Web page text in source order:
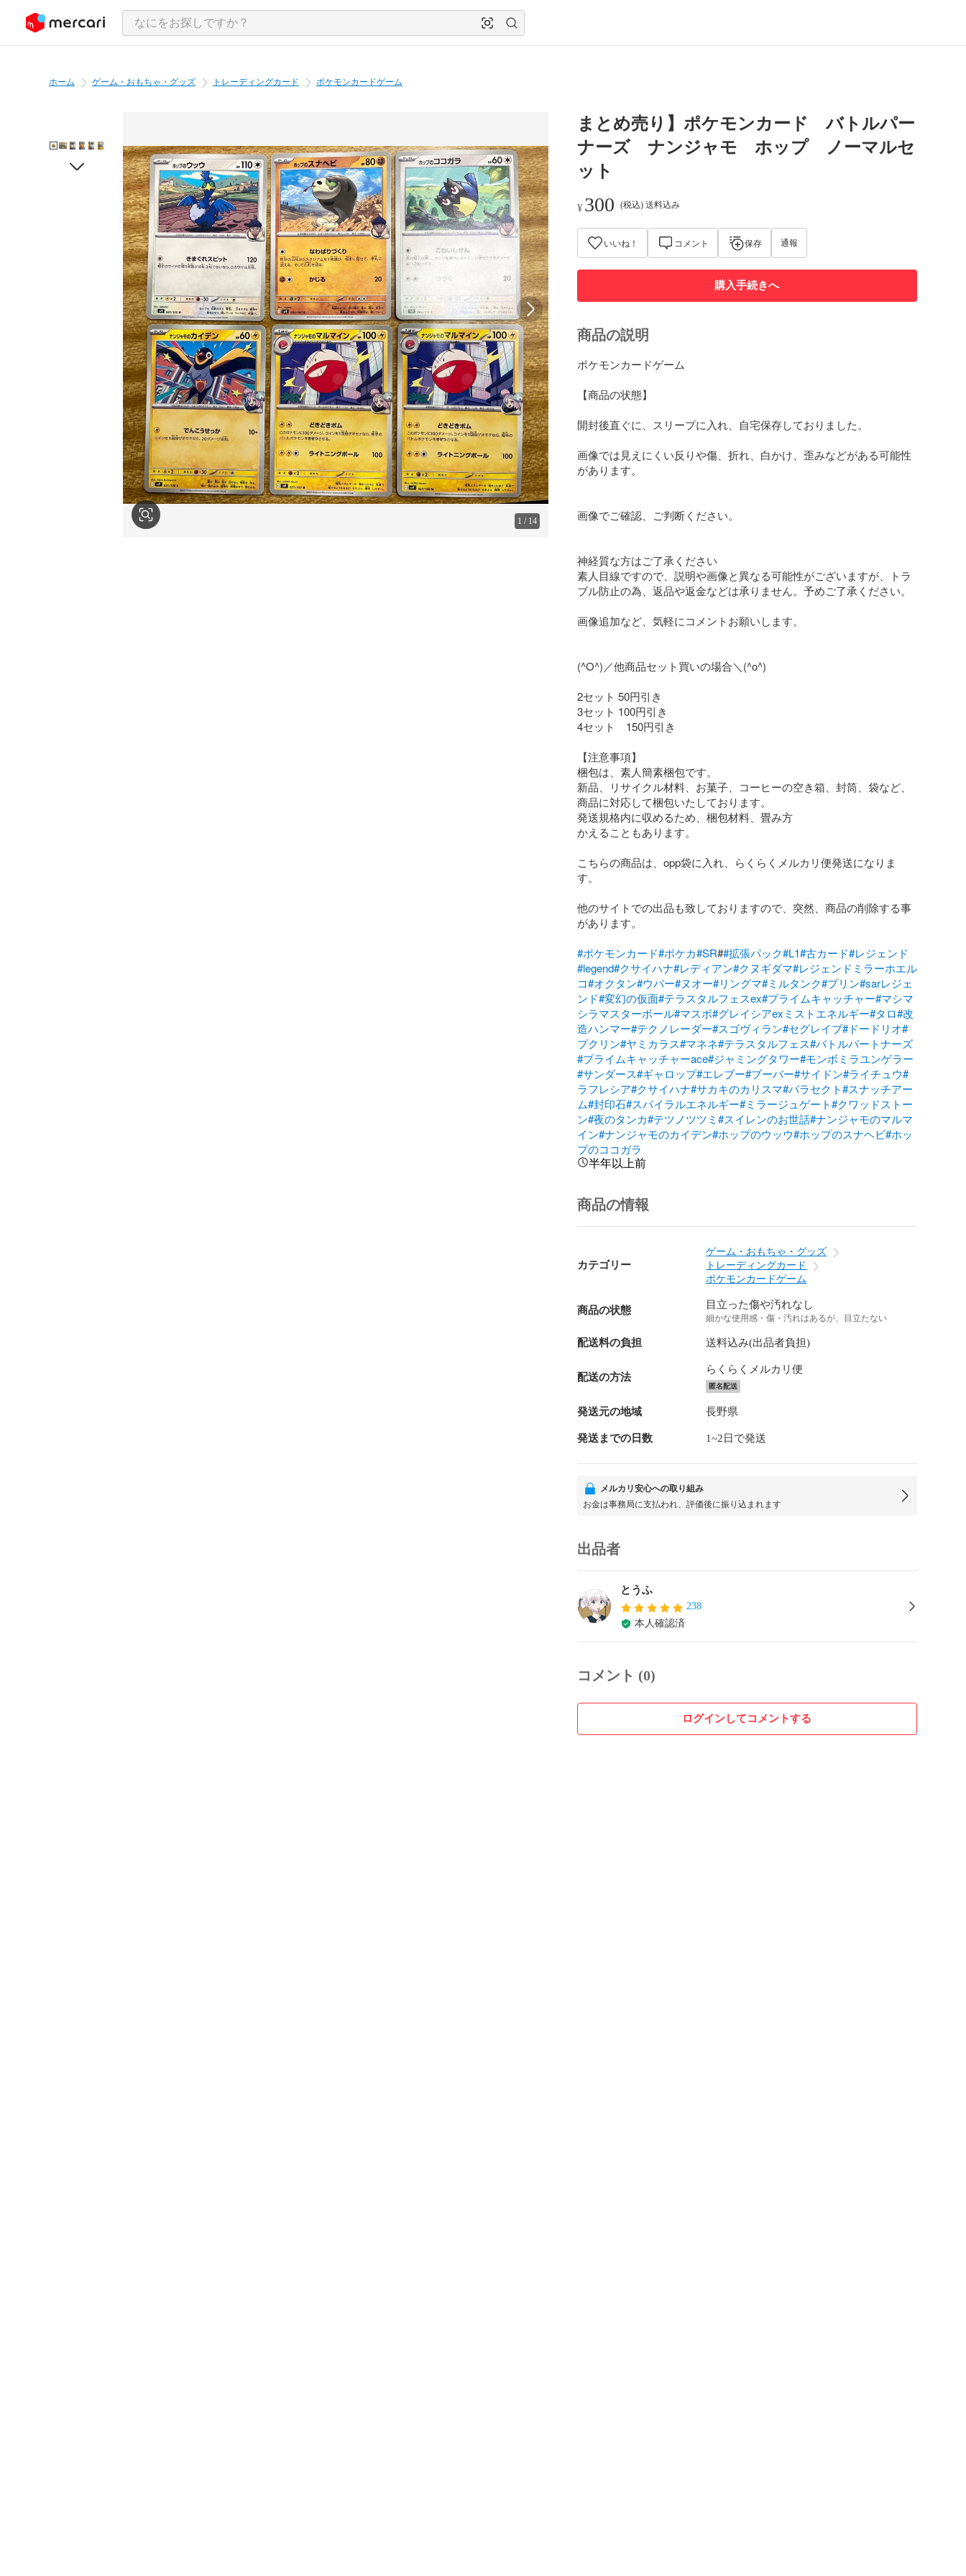
ツにスキップ
ホーム ゲーム・おもちゃ・グッズ トレーディングカード ポケモンカードゲーム
1 / 14
まとめ売り】ポケモンカード バトルパー
ナーズ ナンジャモ ホップ ノーマルセ
ット
¥ 300 (税込) 送料込み
いいね！ コメント 保存 通報
購入手続きへ
商品の説明
ポケモンカードゲーム
【商品の状態】
開封後直ぐに、スリープに入れ、自宅保存しておりました。
画像では見えにくい反りや傷、折れ、白かけ、歪みなどがある可能性
があります。
画像でご確認、ご判断ください。
神経質な方はご了承ください
素人目線ですので、説明や画像と異なる可能性がございますが、トラ
ブル防止の為、返品や返金などは承りません。予めご了承ください。
画像追加など、気軽にコメントお願いします。
(^O^)／他商品セット買いの場合＼(^o^)
2セット 50円引き
3セット 100円引き
4セット　150円引き
【注意事項】
梱包は、素人簡素梱包です。
新品、リサイクル材料、お菓子、コーヒーの空き箱、封筒、袋など、
商品に対応して梱包いたしております。
発送規格内に収めるため、梱包材料、畳み方
かえることもあります。
こちらの商品は、opp袋に入れ、らくらくメルカリ便発送になりま
す。
他のサイトでの出品も致しておりますので、突然、商品の削除する事
があります。
#ポケモンカード#ポケカ#SR##拡張パック#L1#古カード#レジェンド
#legend#クサイハナ#レディアン#クヌギダマ#レジェンドミラーホエル
コ#オクタン#ウパー#ヌオー#リングマ#ミルタンク#プリン#sarレジェ
ンド#変幻の仮面#テラスタルフェスex#プライムキャッチャー#マシマ
シラマスターボール#マスボ#グレイシアexミストエネルギー#タロ#改
造ハンマー#テクノレーダー#スゴヴィラン#セグレイブ#ドードリオ#
プクリン#ヤミカラス#マネネ#テラスタルフェス#バトルパートナーズ
#プライムキャッチャーace#ジャミングタワー#モンボミラユンゲラー
#サンダース#ギャロップ#エレブー#ブーバー#サイドン#ライチュウ#
ラフレシア#クサイハナ#サカキのカリスマ#パラセクト#スナッチアー
ム#封印石#スパイラルエネルギー#ミラージュゲート#クワッドストー
ン#夜のタンカ#テツノツツミ#スイレンのお世話#ナンジャモのマルマ
イン#ナンジャモのカイデン#ホップのウッウ#ホップのスナヘビ#ホッ
プのココガラ
半年以上前
商品の情報
カテゴリー
ゲーム・おもちゃ・グッズ
トレーディングカード
ポケモンカードゲーム
商品の状態 目立った傷や汚れなし
細かな使用感・傷・汚れはあるが、目立たない
配送料の負担 送料込み(出品者負担)
配送の方法
らくらくメルカリ便
匿名配送
発送元の地域 長野県
発送までの日数 1~2日で発送
メルカリ安心への取り組み
お金は事務局に支払われ、評価後に振り込まれます
出品者
とうふ
238
本人確認済
コメント (0)
ログインしてコメントする